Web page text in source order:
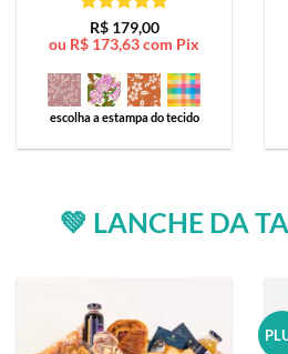
Avaliação5
de 5
R$179,00
ou R$ 173,63com Pix
escolha a estampa do tecido
💚 LANCHE DA